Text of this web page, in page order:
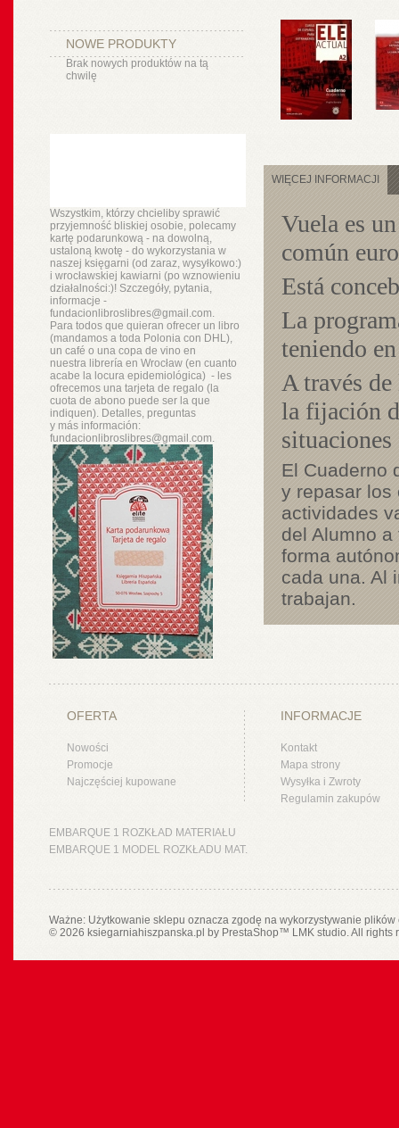
NOWE PRODUKTY
Brak nowych produktów na tą
chwilę
Wszystkim, którzy chcieliby sprawić
przyjemność bliskiej osobie, polecamy
kartę podarunkową - na dowolną,
ustaloną kwotę - do wykorzystania w
naszej księgarni (od zaraz, wysyłkowo:)
i wrocławskiej kawiarni (po wznowieniu
działalności:)! Szczegóły, pytania,
informacje -
fundacionlibroslibres@gmail.com.
Para todos que quieran ofrecer un libro
(mandamos a toda Polonia con DHL),
un café o una copa de vino en
nuestra libreríaen Wrocław (en cuanto
acabe la locura epidemiológica) - les
ofrecemos una tarjeta de regalo (la
cuota de abono puede ser la que
indiquen). Detalles, preguntas
y másinformación:
fundacionlibroslibres@gmail.com.
WIĘCEJ INFORMACJI
Vuela es
común
Está
La
teniendo
A través
la fijación
situaciones
El Cuaderno
y repasar los
actividades
del Alumno
forma
cada una. Al
trabajan.
OFERTA
Nowości
Promocje
Najczęściej kupowane
INFORMACJE
Kontakt
Mapa strony
Wysyłka i Zwroty
Regulamin zakupów
EMBARQUE 1 ROZKŁAD MATERIAŁU
EMBARQUE 1 MODEL ROZKŁADU MAT.
Ważne: Użytkowanie sklepu oznacza zgodę na wykorzystywanie
© 2026 ksiegarniahiszpanska.pl by PrestaShop™ LMK studio. All rights